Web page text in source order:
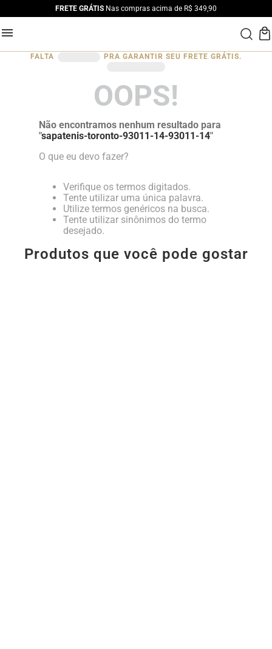
FRETE GRÁTIS Nas compras acima de R$ 349,90
FALTA PRA GARANTIR SEU FRETE GRÁTIS.
OOPS!
Não encontramos nenhum resultado para
"sapatenis-toronto-93011-14-93011-14"
O que eu devo fazer?
Verifique os termos digitados.
Tente utilizar uma única palavra.
Utilize termos genéricos na busca.
Tente utilizar sinônimos do termo
desejado.
Produtos que você pode gostar